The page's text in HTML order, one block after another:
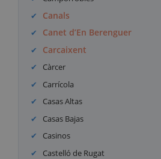
Canals
Canet d’En Berenguer
Carcaixent
Càrcer
Carrícola
Casas Altas
Casas Bajas
Casinos
Castelló de Rugat